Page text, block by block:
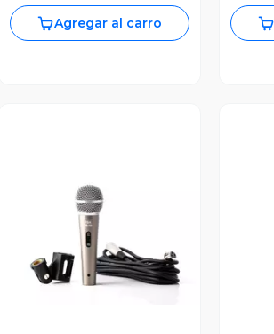
Agregar al carro
Vista Previa